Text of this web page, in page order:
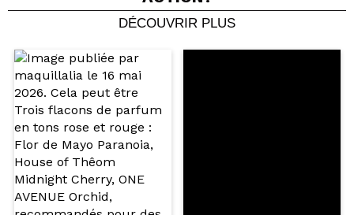
Partager une vidéo ou une photo
Votre vidéo pourrait être la première. Imaginez...
Recommandez-vous cet achat?
DÉCOUVRIR PLUS